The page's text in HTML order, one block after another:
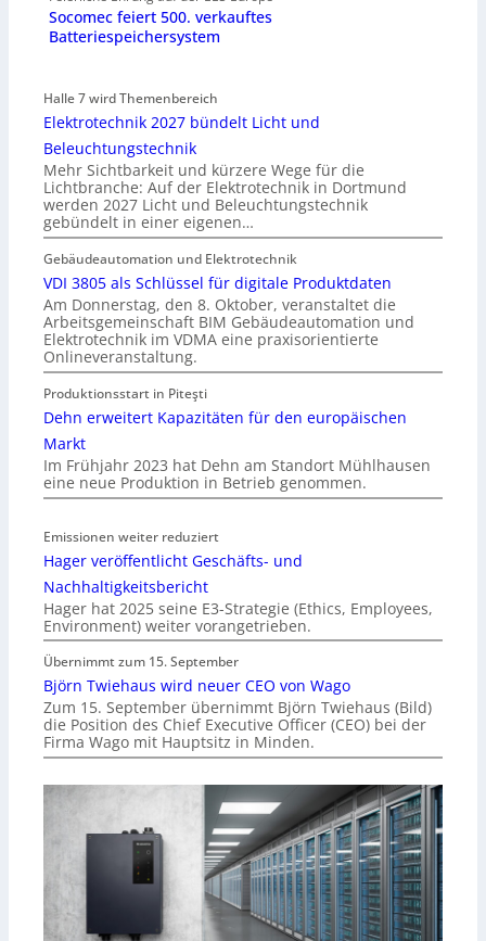
Socomec feiert 500. verkauftes
Batteriespeichersystem
Halle 7 wird Themenbereich
Elektrotechnik 2027 bündelt Licht und
Beleuchtungstechnik
Mehr Sichtbarkeit und kürzere Wege für die
Lichtbranche: Auf der Elektrotechnik in Dortmund
werden 2027 Licht und Beleuchtungstechnik
gebündelt in einer eigenen…
Gebäudeautomation und Elektrotechnik
VDI 3805 als Schlüssel für digitale Produktdaten
Am Donnerstag, den 8. Oktober, veranstaltet die
Arbeitsgemeinschaft BIM Gebäudeautomation und
Elektrotechnik im VDMA eine praxisorientierte
Onlineveranstaltung.
Produktionsstart in Piteşti
Dehn erweitert Kapazitäten für den europäischen
Markt
Im Frühjahr 2023 hat Dehn am Standort Mühlhausen
eine neue Produktion in Betrieb genommen.
Emissionen weiter reduziert
Hager veröffentlicht Geschäfts- und
Nachhaltigkeitsbericht
Hager hat 2025 seine E3-Strategie (Ethics, Employees,
Environment) weiter vorangetrieben.
Übernimmt zum 15. September
Björn Twiehaus wird neuer CEO von Wago
Zum 15. September übernimmt Björn Twiehaus (Bild)
die Position des Chief Executive Officer (CEO) bei der
Firma Wago mit Hauptsitz in Minden.